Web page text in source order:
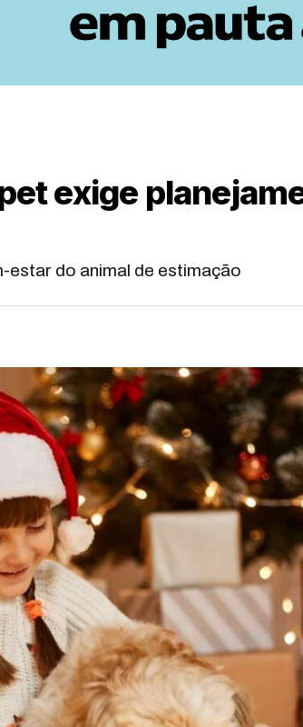
exige
estar do animal de estimação